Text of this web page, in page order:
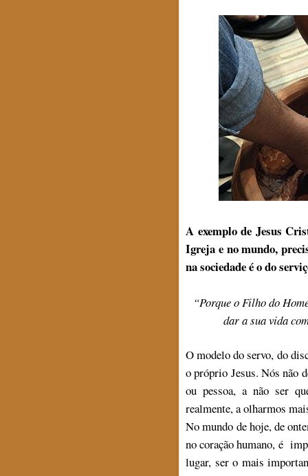
A exemplo de Jesus
Igreja e no mundo,
na sociedade é o do
“Porque o Filho do
dar a sua vida
O modelo do servo, do
o próprio Jesus. Nós não
ou pessoa, a não ser
realmente, a olharmos
No mundo de hoje, de
no coração humano, é
lugar, ser o mais